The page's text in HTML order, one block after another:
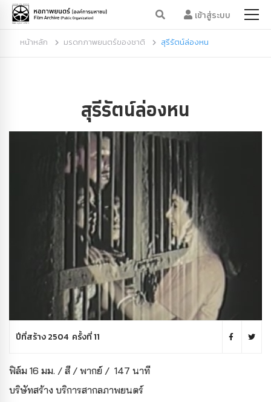
เข้าสู่ระบบ
หน้าหลัก มรดกภาพยนตร์ของชาติ สุรีรัตน์ล่องหน
สุรีรัตน์ล่องหน
ปีที่สร้าง 2504 ครั้งที่ 11
ฟิล์ม 16 มม. / สี / พากย์ / 147 นาที
บริษัทสร้าง บริการสากลภาพยนตร์